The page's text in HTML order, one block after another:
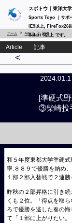
スポトウ｜東洋大
Sports Toyo ｜サポ
IE9以上, FireFox26
Safari 6以上 です。
ホーム Article 詳細
Article 記事
<
[準硬式
③柴崎投
和５年度東都大学準硬
率.８８９で優勝を納め
１部２部入替戦で２連
昨秋の２部昇格に引き
くも２位。「得点を取
ろで優勝を逃した春の
て「１部に上がりたい